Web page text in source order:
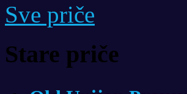
Sve priče
Stare priče